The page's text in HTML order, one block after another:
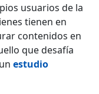
usuarios de la
tienen en
contenidos en
que desafía
estudio